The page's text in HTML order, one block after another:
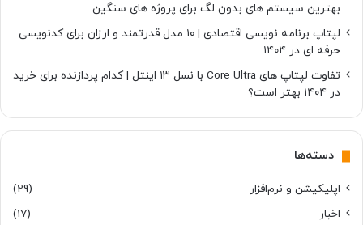
بهترین سیستم های بدون لگ برای پروژه های سنگین
لپتاپ برنامه نویسی اقتصادی | ۱۰ مدل قدرتمند و ارزان برای کدنویسی
حرفه ای در ۱۴۰۴
تفاوت لپتاپ های Core Ultra با نسل ۱۳ اینتل | کدام پردازنده برای خرید
در ۱۴۰۴ بهتر است؟
دسته‌ها
اپلیکیشن و نرم‌افزار
(29)
اخبار
(17)